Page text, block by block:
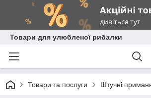
Товари для улюбленої рибалки
Товари та послуги Штучні